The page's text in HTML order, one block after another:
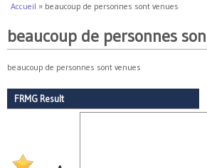
Vous êtes ici
Accueil » beaucoup de personnes sont venues
beaucoup de personnes
beaucoup de personnes sont venues
FRMG Result